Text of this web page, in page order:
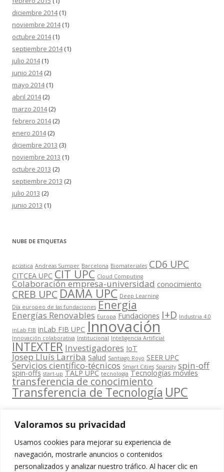
Valoramos su privacidad
Usamos cookies para mejorar su experiencia de
navegación, mostrarle anuncios o contenidos
personalizados y analizar nuestro tráfico. Al hacer clic en
diciembre 2014(1)
noviembre 2014(1)
octubre 2014(1)
septiembre 2014(1)
julio 2014(1)
junio 2014(2)
mayo 2014(1)
abril 2014(2)
marzo 2014(2)
febrero 2014(2)
enero 2014(2)
diciembre 2013 (3)
noviembre 2013 (1)
octubre 2013 (2)
septiembre 2013 (2)
julio 2013 (2)
junio 2013 (1)
NUBE DE ETIQUETAS
acústica Andreas Sumper Barcelona Biomateriales CD6 UPC
CITCEA UPC CIT UPC Cloud Computing
Colaboración empresa-universidad conocimiento
CREB UPCDAMA UPC Deep Learning
Día europeo de las fundaciones Energia
Energías Renovables Europa Fundaciones I+D Industria 4.0
inLab FIB inLab FIB UPC Innovación
Innovación colaborativa Institucional Inteligencia Artificial
INTEXTER Investigadores IoT
Josep Lluís Larriba Salud Santiago Royo SEER UPC
Servicios científico-técnicos Smart Cities Sparsity spin-off
spin-offs start-up TALP UPC tecnología Tecnologías móviles
transferencia de conocimiento
Transferencia de Tecnología UPC
Contacta
amb
www.cit.upc.edu Segueix-nos